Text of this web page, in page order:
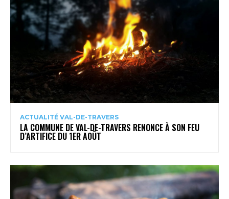
ACTUALITÉ VAL-DE-TRAVERS
LA COMMUNE DE VAL-DE-TRAVERS RENONCE À SON FEU
D’ARTIFICE DU 1ER AOÛT